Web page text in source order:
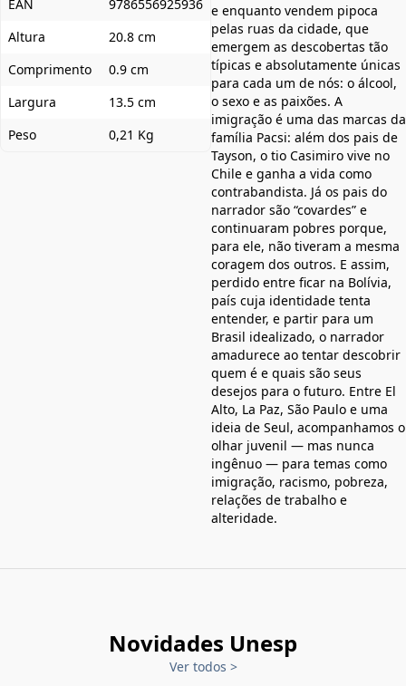
EAN
9786556925936
Altura
20.8 cm
Comprimento
0.9 cm
Largura
13.5 cm
Peso
0,21 Kg
e enquanto vendem pipoca
pelas ruas da cidade, que
emergem as descobertas tão
típicas e absolutamente únicas
para cada um de nós: o álcool,
o sexo e as paixões. A
imigração é uma das marcas da
família Pacsi: além dos pais de
Tayson, o tio Casimiro vive no
Chile e ganha a vida como
contrabandista. Já os pais do
narrador são “covardes” e
continuaram pobres porque,
para ele, não tiveram a mesma
coragem dos outros. E assim,
perdido entre ficar na Bolívia,
país cuja identidade tenta
entender, e partir para um
Brasil idealizado, o narrador
amadurece ao tentar descobrir
quem é e quais são seus
desejos para o futuro. Entre El
Alto, La Paz, São Paulo e uma
ideia de Seul, acompanhamos o
olhar juvenil — mas nunca
ingênuo — para temas como
imigração, racismo, pobreza,
relações de trabalho e
alteridade.
Novidades Unesp
Ver todos >